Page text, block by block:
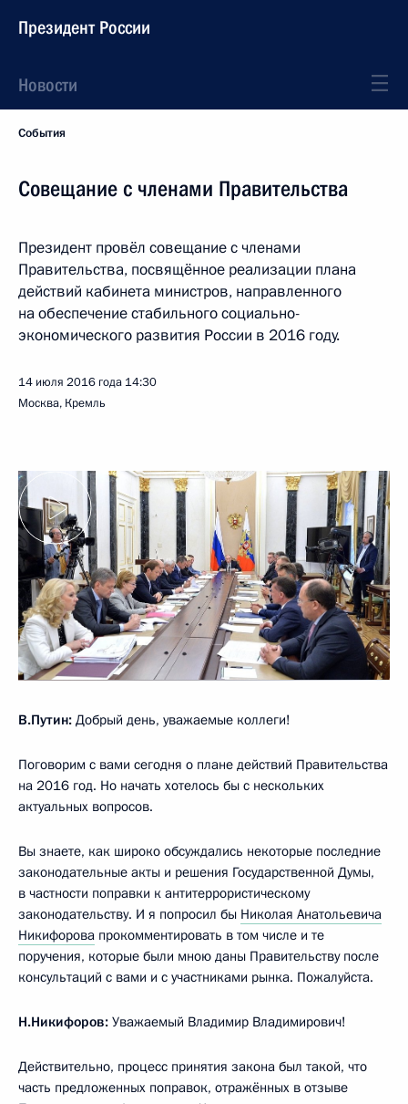
Президент России
Новости
События
Совещание с членами Правительства
Президент провёл совещание с членами
Правительства, посвящённое реализации плана
действий кабинета министров, направленного
на обеспечение стабильного социально-
экономического развития России в 2016 году.
14 июля 2016 года 14:30
Москва, Кремль
В.Путин: Добрый день, уважаемые коллеги!
Поговорим с вами сегодня о плане действий Правительства
на 2016 год. Но начать хотелось бы с нескольких
актуальных вопросов.
Вы знаете, как широко обсуждались некоторые последние
законодательные акты и решения Государственной Думы,
в частности поправки к антитеррористическому
законодательству. И я попросил бы Николая Анатольевича
Никифорова прокомментировать в том числе и те
поручения, которые были мною даны Правительству после
консультаций с вами и с участниками рынка. Пожалуйста.
Н.Никифоров: Уважаемый Владимир Владимирович!
Действительно, процесс принятия закона был такой, что
часть предложенных поправок, отражённых в отзыве